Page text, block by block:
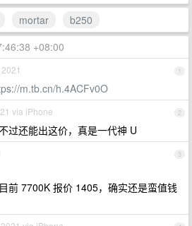
mortar
b250
+08:00
1
m.tb.cn/h.4ACFv0O
2
via iPhone
过还能出这价，真是一代神 U
3
前 7700K 报价 1405，确实还是蛮值钱